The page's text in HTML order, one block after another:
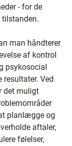
- for de
man håndterer
af kontrol
psykosocial
resultater. Ved
det muligt
planlægge og
aftaler,
følelser,